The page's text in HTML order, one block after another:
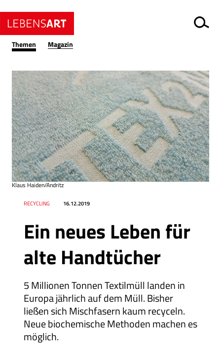
Themen Magazin
Ein neues Leben für
alte Handtücher
5 Millionen Tonnen Textilmüll landen in
Europa jährlich auf dem Müll. Bisher
ließen sich Mischfasern kaum recyceln.
Neue biochemische Methoden machen es
möglich.
Datum 16.12.2019
RessortRECYCLING
Klaus Haiden/Andritz